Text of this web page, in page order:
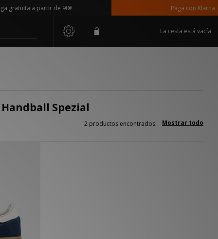
a partir de 90€ Paga con Klarna
La cesta está vacía
Spezial
Mostrar todo
2 productos encontrados: